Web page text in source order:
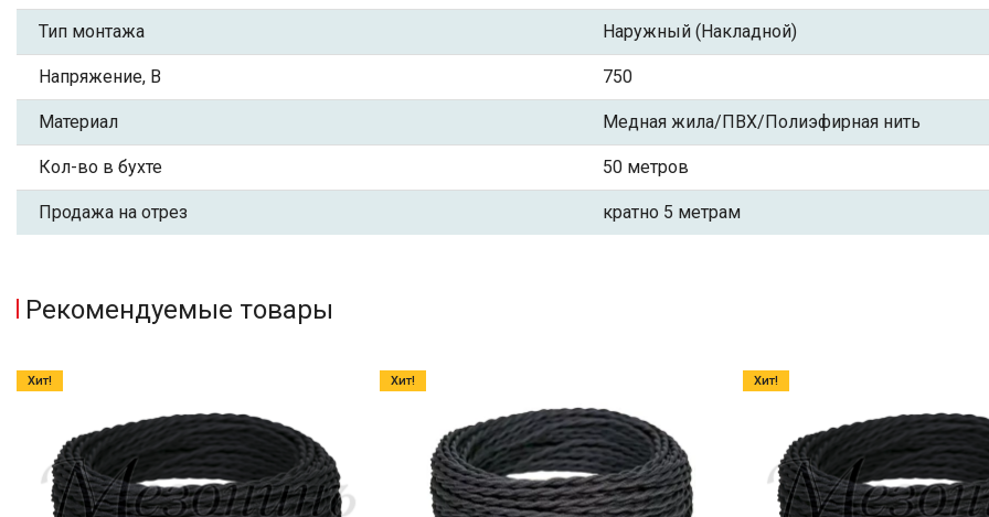
Тип монтажа Наружный (Накладной)
Напряжение, В 750
Материал Медная жила/ПВХ/Полиэфирная нить
Кол-во в бухте 50 метров
Продажа на отрез кратно 5 метрам
Рекомендуемые товары
Хит! Хит! Хит!